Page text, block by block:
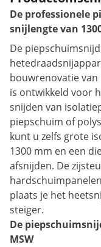
De professionele
snijlengte van
De
bouwrenovatie
is ontwikkeld voor
snijden van
piepschuim of
kunt u zelfs grote
1300 mm en een
afsnijden. De
plaats je het
steiger.
De
MSW